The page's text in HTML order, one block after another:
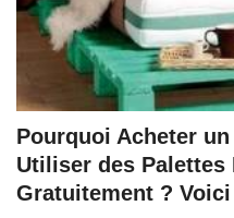
Pourquoi Acheter
Utiliser des Palettes
Gratuitement ?